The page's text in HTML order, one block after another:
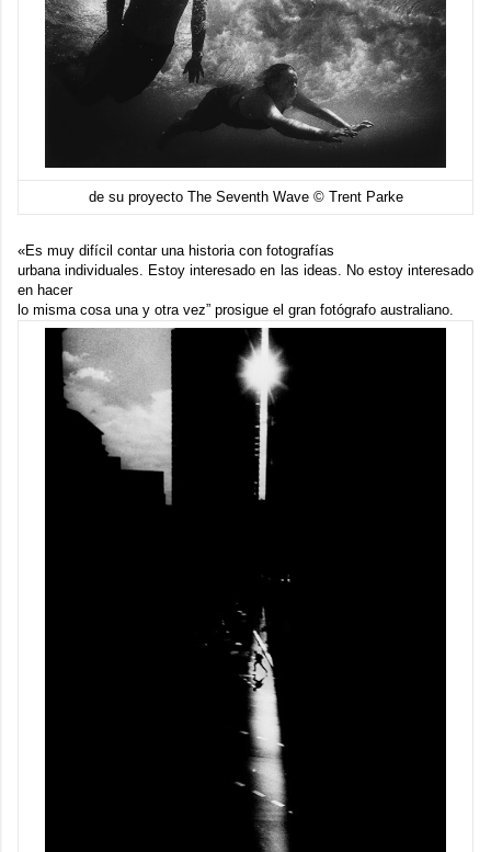
de su proyecto The Seventh Wave © Trent Parke
«Es muy difícil contar una historia con fotografías
urbana individuales. Estoy interesado en las ideas. No estoy interesado
en hacer
lo misma cosa una y otra vez” prosigue el gran fotógrafo australiano.